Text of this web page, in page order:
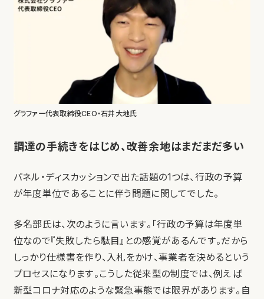
グラファー代表取締役CEO・石井大地氏
調達の手続きをはじめ、改善余地はまだまだ多い
パネル・ディスカッションで出た話題の1つは、行政の予算
が年度単位であることに伴う問題に関してでした。
多名部氏は、次のように言います。「行政の予算は年度単
位なので『失敗したら駄目』との感覚があるんです。だから
しっかり仕様書を作り、入札をかけ、事業者を決めるという
プロセスになります。こうした従来型の制度では、例えば
新型コロナ対応のような緊急事態では限界があります。自